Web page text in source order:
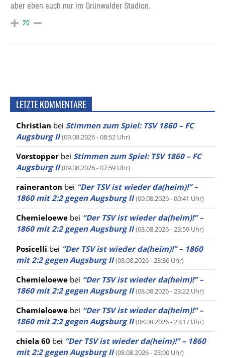
aber eben auch nur im Grünwalder Stadion.
20
LETZTE KOMMENTARE
Christian bei Stimmen zum Spiel: TSV 1860 – FC
Augsburg II (09.08.2026 - 08:52 Uhr)
Vorstopper bei Stimmen zum Spiel: TSV 1860 – FC
Augsburg II (09.08.2026 - 07:59 Uhr)
raineranton bei “Der TSV ist wieder da(heim)!” –
1860 mit 2:2 gegen Augsburg II (09.08.2026 - 00:41 Uhr)
Chemieloewe bei “Der TSV ist wieder da(heim)!” –
1860 mit 2:2 gegen Augsburg II (08.08.2026 - 23:59 Uhr)
Posicelli bei “Der TSV ist wieder da(heim)!” – 1860
mit 2:2 gegen Augsburg II (08.08.2026 - 23:36 Uhr)
Chemieloewe bei “Der TSV ist wieder da(heim)!” –
1860 mit 2:2 gegen Augsburg II (08.08.2026 - 23:22 Uhr)
Chemieloewe bei “Der TSV ist wieder da(heim)!” –
1860 mit 2:2 gegen Augsburg II (08.08.2026 - 23:17 Uhr)
chiela 60 bei “Der TSV ist wieder da(heim)!” – 1860
mit 2:2 gegen Augsburg II (08.08.2026 - 23:00 Uhr)